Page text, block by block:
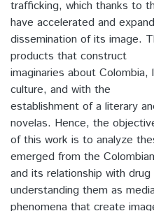
trafficking, which thanks to
have accelerated and
dissemination of its image.
products that construct
imaginaries about
culture, and with the
establishment of a literary
novelas. Hence, the
of this work is to analyze
emerged from the
and its relationship with
understanding them as
phenomena that create